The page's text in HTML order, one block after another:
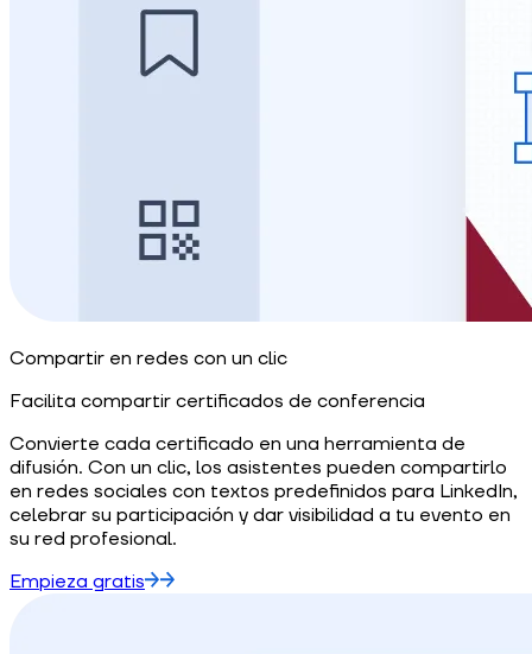
Compartir en redes con un clic
Facilita compartir certificados de conferencia
Convierte cada certificado en una herramienta de
difusión. Con un clic, los asistentes pueden compartirlo
en redes sociales con textos predefinidos para LinkedIn,
celebrar su participación y dar visibilidad a tu evento en
su red profesional.
Empieza gratis